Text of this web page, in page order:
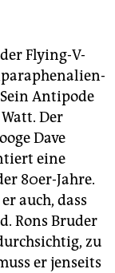
Flying-V-
Antipode
Der
Dave
eine
80er-Jahre.
auch, dass
Rons Bruder
zu
er jenseits